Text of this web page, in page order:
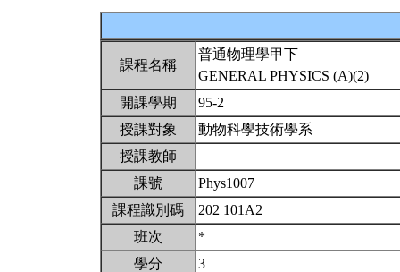
課程名稱
普通物理學甲下
GENERAL PHYSICS (A)(2)
開課學期
95-2
授課對象
動物科學技術學系
授課教師
課號
Phys1007
課程識別碼
202 101A2
班次
*
學分
3